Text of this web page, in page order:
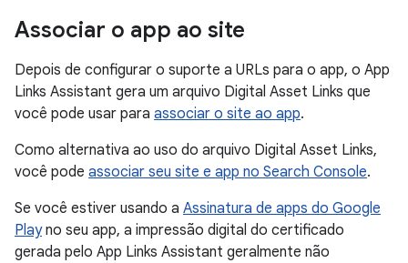
Associar o app ao site
Depois de configurar o suporte a URLs para o app, o App
Links Assistant gera um arquivo Digital Asset Links que
você pode usar para associar o site ao app.
Como alternativa ao uso do arquivo Digital Asset Links,
você pode associar seu site e app no Search Console.
Se você estiver usando a Assinatura de apps do Google
Playno seu app, a impressão digital do certificado
gerada pelo App Links Assistant geralmente não